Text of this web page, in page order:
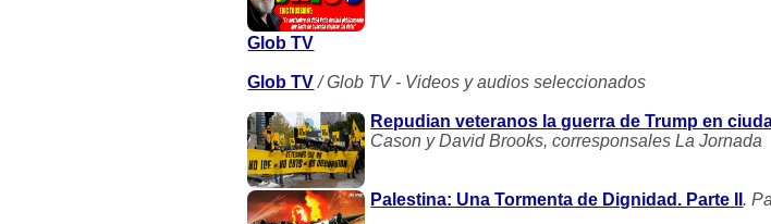
Glob TV
Glob TV/ Glob TV - Videos y audios seleccionados
Repudian veteranos la guerra de Trump en
Cason y David Brooks, corresponsales La Jornada
Palestina: Una Tormenta de Dignidad. Parte II .